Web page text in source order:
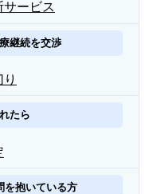
サービス
継続を交渉
たら
を抱いている方